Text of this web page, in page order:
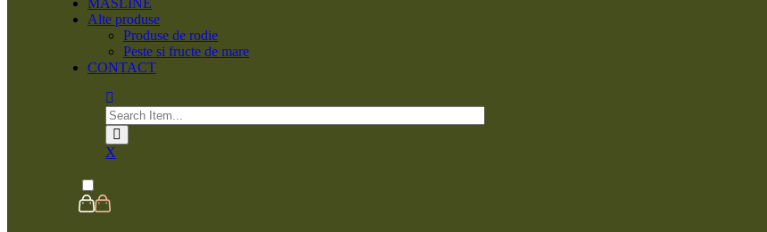
MĂSLINE
Alte produse
Produse de rodie
Peste si fructe de mare
CONTACT
X